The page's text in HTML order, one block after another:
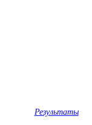
Результаты